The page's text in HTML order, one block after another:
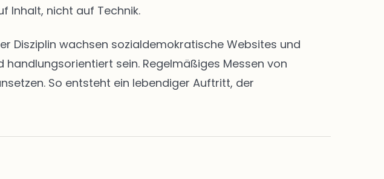
Inhalt, nicht auf Technik.
Disziplin wachsen sozialdemokratische Websites und
sein. Regelmäßiges Messen von
So entsteht ein lebendiger Auftritt, der